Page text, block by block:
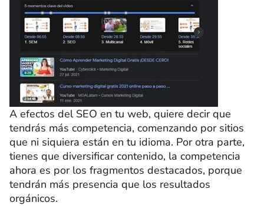
A efectos del SEO en tu web, quiere decir que
tendrás más competencia, comenzando por sitios
que ni siquiera están en tu idioma. Por otra parte,
tienes que diversificar contenido, la competencia
ahora es por los fragmentos destacados, porque
tendrán más presencia que los resultados
orgánicos.